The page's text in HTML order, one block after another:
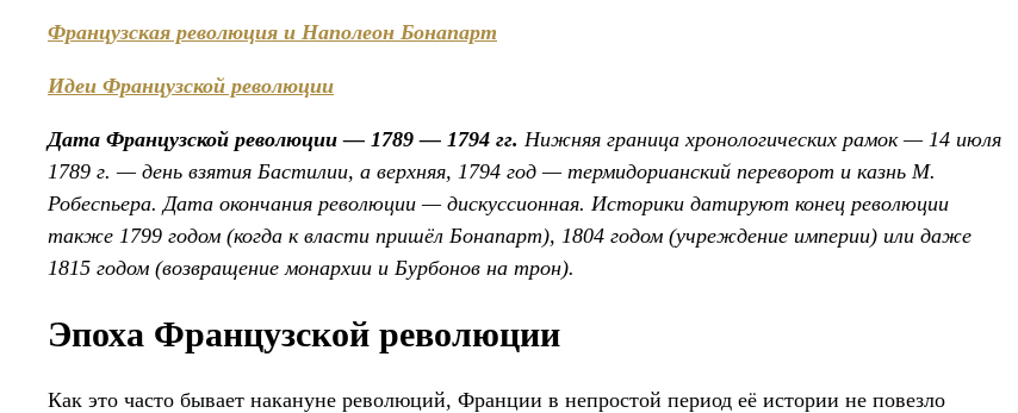
Французская революция и Наполеон Бонапарт
Идеи Французской революции
Дата Французской революции — 1789 — 1794 гг. Нижняя граница хронологических рамок — 14 июля
1789 г. — день взятия Бастилии, а верхняя, 1794 год — термидорианский переворот и казнь М.
Робеспьера. Дата окончания революции — дискуссионная. Историки датируют конец революции
также 1799 годом (когда к власти пришёл Бонапарт), 1804 годом (учреждение империи) или даже
1815 годом (возвращение монархии и Бурбонов на трон).
Эпоха Французской революции
Как это часто бывает накануне революций, Франции в непростой период её истории не повезло